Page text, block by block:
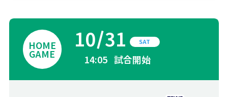
10 31 SAT
14:05 試合開始